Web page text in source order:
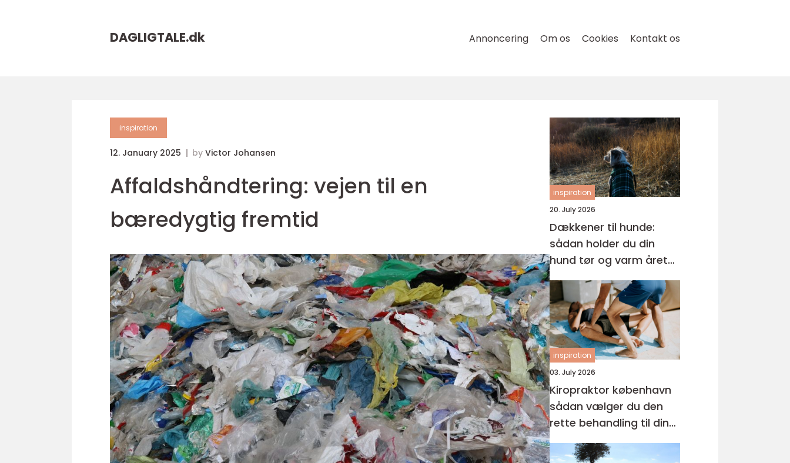
DAGLIGTALE.dk Annoncering Om os Cookies Kontakt os
inspiration
12. January 2025 by Victor Johansen
Affaldshåndtering: vejen til en
bæredygtig fremtid
inspiration
20. July 2026
Dækkener til hunde:
sådan holder du din
hund tør og varm året
rundt
inspiration
03. July 2026
Kiropraktor københavn
sådan vælger du den
rette behandling til dine
smerter